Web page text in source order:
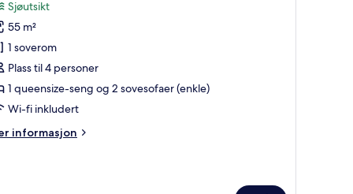
Sjøutsikt
55 m²
1 soverom
Plass til 4 personer
1 queensize-seng og 2 sovesofaer (enkle)
Wi-fi inkludert
informasjon